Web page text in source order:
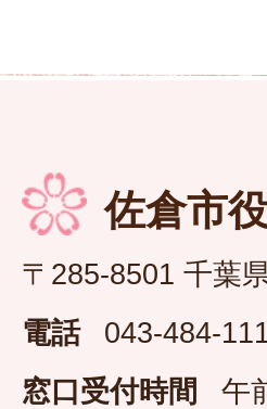
佐倉市
〒285-8501 千葉
電話
043-484-
窓口受付時間
午